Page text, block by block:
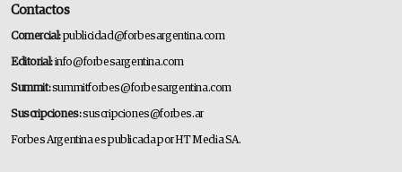
Contactos
Comercial:publicidad@forbesargentina.com
Editorial:info@forbesargentina.com
Summit:summitforbes@forbesargentina.com
Suscripciones:suscripciones@forbes.ar
Forbes Argentina es publicada por HT Media SA.